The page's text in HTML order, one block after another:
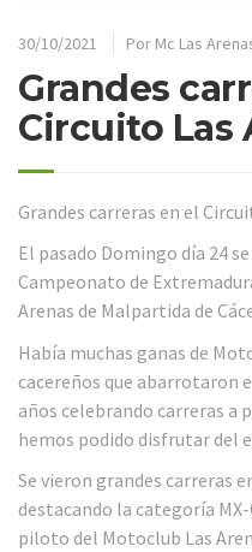
30/10/2021 Por Mc Las
Grandes
Circuito Las
Grandes carreras en el
El pasado Domingo día 24
Campeonato de
Arenas de Malpartida de
Había muchas ganas de
cacereños que abarrotaron
años celebrando carreras a
hemos podido disfrutar del
Se vieron grandes carreras
destacando la categoría
piloto del Motoclub Las